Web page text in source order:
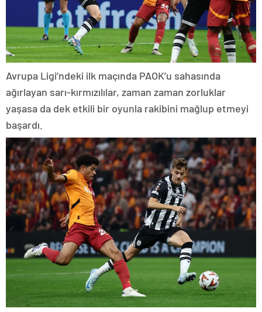
Avrupa Ligi’ndeki ilk maçında PAOK’u sahasında
ağırlayan sarı-kırmızılılar, zaman zaman zorluklar
yaşasa da dek etkili bir oyunla rakibini mağlup etmeyi
başardı.